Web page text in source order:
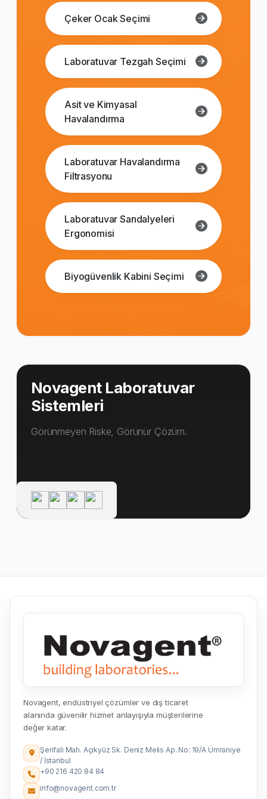
Çeker Ocak Seçimi
Laboratuvar Tezgah Seçimi
Asit ve Kimyasal
Havalandırma
Laboratuvar Havalandırma
Filtrasyonu
Laboratuvar Sandalyeleri
Ergonomisi
Biyogüvenlik Kabini Seçimi
Novagent Laboratuvar
Sistemleri
Görünmeyen Riske, Görünür Çözüm.
Novagent, endüstriyel çözümler ve dış ticaret
alanında güvenilir hizmet anlayışıyla müşterilerine
değer katar.
Şerifali Mah. Açıkyüz Sk. Deniz Melis Ap. No: 19/A Ümraniye
/ İstanbul
+90 216 420 84 84
info@novagent.com.tr